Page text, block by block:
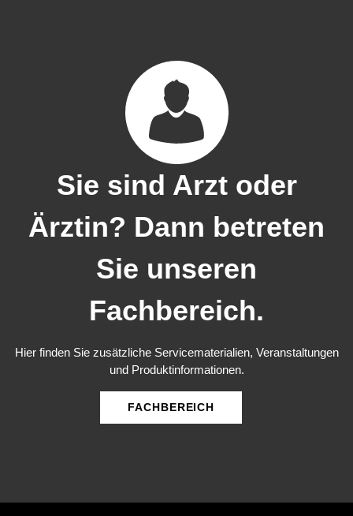
Sie sind Arzt oder
Ärztin? Dann betreten
Sie unseren
Fachbereich.
Hier finden Sie zusätzliche Servicematerialien, Veranstaltungen
und Produktinformationen.
FACHBEREICH